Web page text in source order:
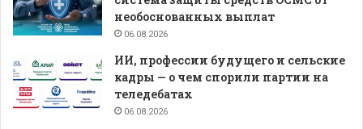
необоснованных выплат
06.08.2026
ИИ, профессии будущего и сельские
кадры — о чем спорили партии на
теледебатах
06.08.2026